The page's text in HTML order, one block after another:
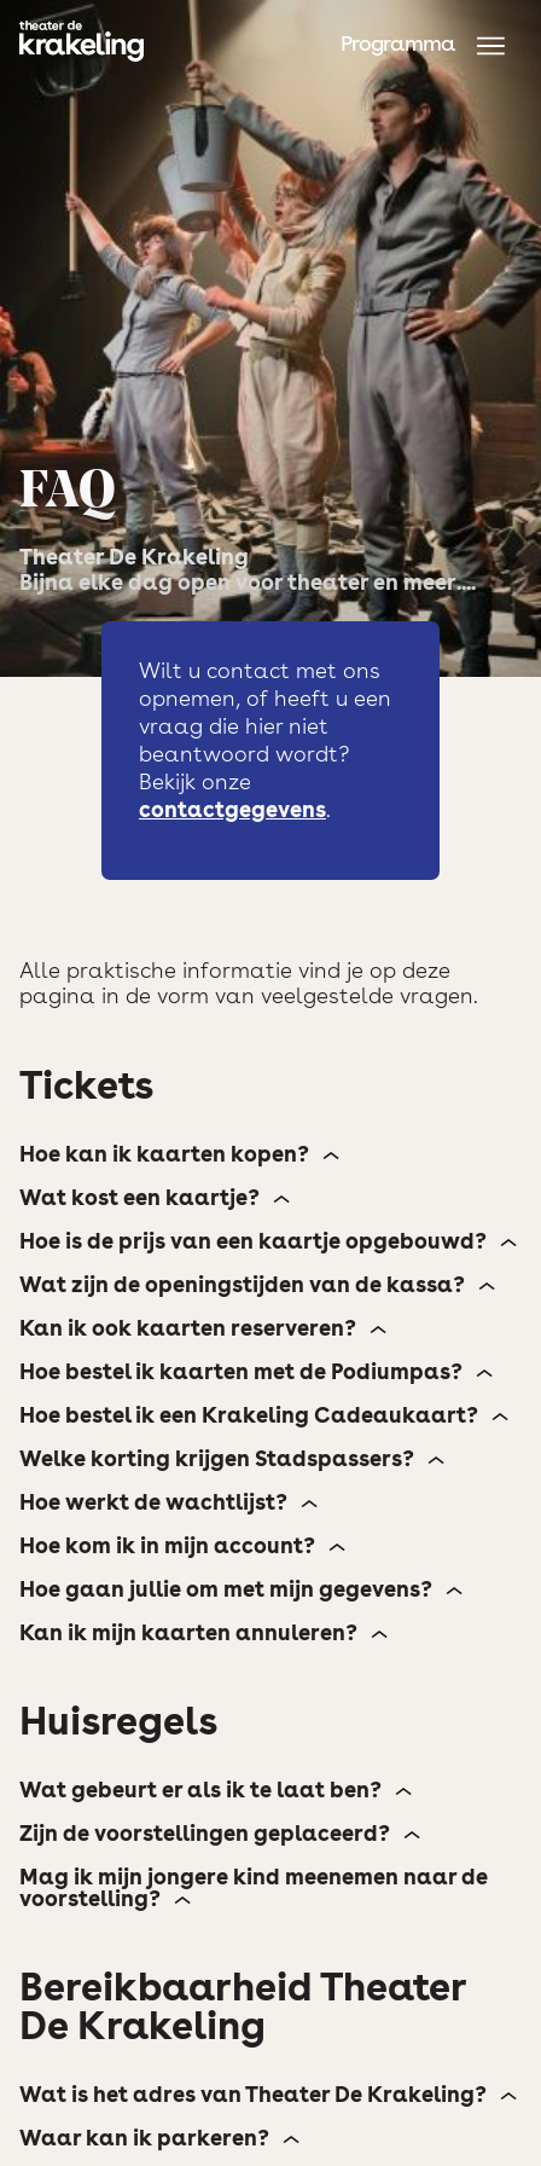
Programma
FAQ
Theater De Krakeling
Bijna elke dag open voor theater en meer....
Wilt u contact met ons
opnemen, of heeft u een
vraag die hier niet
beantwoord wordt?
Bekijk onze
contactgegevens.
Alle praktische informatie vind je op deze
pagina in de vorm van veelgestelde vragen.
Tickets
Hoe kan ik kaarten kopen?
Wat kost een kaartje?
Hoe is de prijs van een kaartje opgebouwd?
Wat zijn de openingstijden van de kassa?
Kan ik ook kaarten reserveren?
Hoe bestel ik kaarten met de Podiumpas?
Hoe bestel ik een Krakeling Cadeaukaart?
Bestel hier de Krakeling cadeaukaart
Welke korting krijgen Stadspassers?
stadspas@krakeling.nl
Hoe werkt de wachtlijst?
Hoe kom ik in mijn account?
Hoe gaan jullie om met mijn gegevens?
Kan ik mijn kaarten annuleren?
Huisregels
Wat gebeurt er als ik te laat ben?
Zijn de voorstellingen geplaceerd?
Mag ik mijn jongere kind meenemen naar de
voorstelling?
Bereikbaarheid Theater
De Krakeling
Wat is het adres van Theater De Krakeling?
Waar kan ik parkeren?